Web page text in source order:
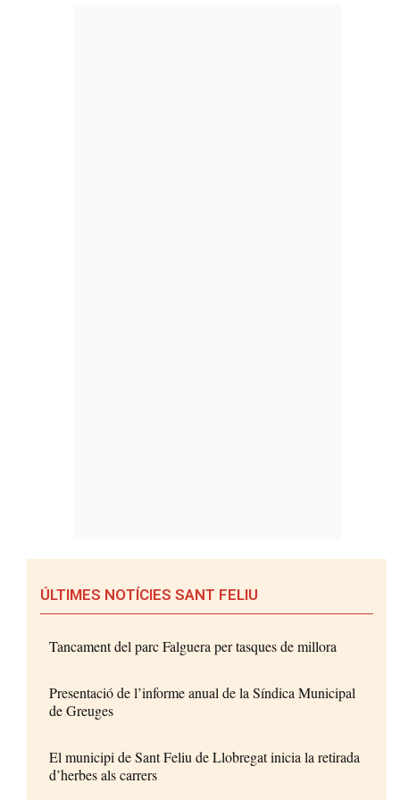
ÚLTIMES NOTÍCIES SANT FELIU
Tancament del parc Falguera per tasques de millora
Presentació de l’informe anual de la Síndica Municipal
de Greuges
El municipi de Sant Feliu de Llobregat inicia la retirada
d’herbes als carrers